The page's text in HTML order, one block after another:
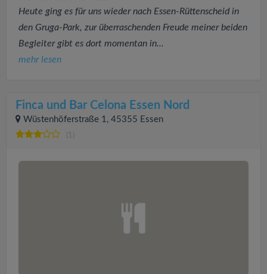
Heute ging es für uns wieder nach Essen-Rüttenscheid in
den Gruga-Park, zur überraschenden Freude meiner beiden
Begleiter gibt es dort momentan in...
mehr lesen
Finca und Bar Celona Essen Nord
Wüstenhöferstraße 1, 45355 Essen
(1)